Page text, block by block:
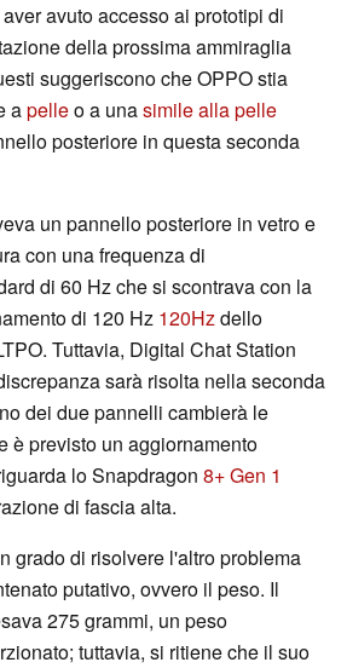
avuto accesso ai prototipi di
della prossima ammiraglia
suggeriscono che OPPO stia
apelleo a unasimile alla pelle
posteriore in questa seconda
un pannello posteriore in vetro e
con una frequenza di
di 60 Hz che si scontrava con la
di 120 Hz 120Hzdello
Tuttavia, Digital Chat Station
sarà risolta nella seconda
dei due pannelli cambierà le
è previsto un aggiornamento
lo Snapdragon 8+ Gen 1
di fascia alta.
grado di risolvere l'altro problema
putativo, ovvero il peso. Il
275 grammi, un peso
tuttavia, si ritiene che il suo